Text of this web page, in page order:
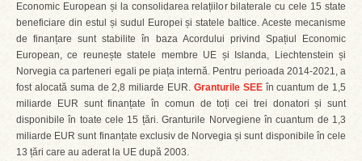
Economic European și la consolidarea relațiilor bilaterale cu cele 15 state
beneficiare din estul și sudul Europei și statele baltice. Aceste mecanisme
de finanțare sunt stabilite în baza Acordului privind Spațiul Economic
European, ce reunește statele membre UE și Islanda, Liechtenstein și
Norvegia ca parteneri egali pe piața internă. Pentru perioada 2014-2021, a
fost alocată suma de 2,8 miliarde EUR. Granturile SEEîn cuantum de 1,5
miliarde EUR sunt finanțate în comun de toți cei trei donatori și sunt
disponibile în toate cele 15 țări. Granturile Norvegiene în cuantum de 1,3
miliarde EUR sunt finanțate exclusiv de Norvegia și sunt disponibile în cele
13 țări care au aderat la UE după 2003.